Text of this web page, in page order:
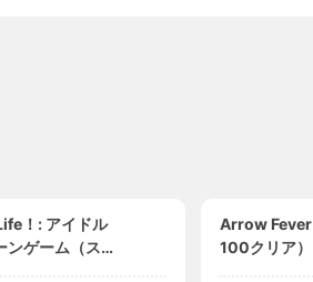
！: アイドル
ンゲーム（ステ
Arrow
100クリア）